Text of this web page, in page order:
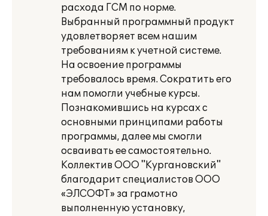
расхода ГСМ по норме.
Выбранный программный продукт
удовлетворяет всем нашим
требованиям к учетной системе.
На освоение программы
требовалось время. Сократить его
нам помогли учебные курсы.
Познакомившись на курсах с
основными принципами работы
программы, далее мы смогли
осваивать ее самостоятельно.
Коллектив ООО "Кургановский"
благодарит специалистов ООО
«ЭЛСОФТ» за грамотно
выполненную установку,